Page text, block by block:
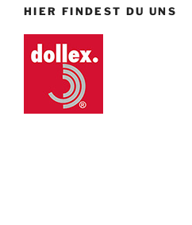
HIER FINDEST DU UNS